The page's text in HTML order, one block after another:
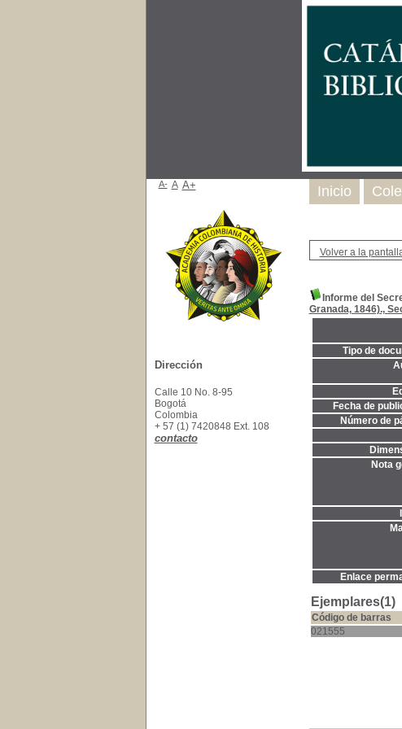
Volver a la
Informe del
Granada, 1846).,
Tipo de
Fecha de
Número de
Nota
Enlace
Ejemplares(1)
Código de barras
021555
Inicio
A- A A+
Dirección
Calle 10 No. 8-95
Bogotá
Colombia
+ 57 (1) 7420848 Ext. 108
contacto